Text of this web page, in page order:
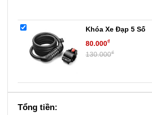
Khóa Xe Đạp 5 Số
80.000₫
130.000₫
Tổng tiền: